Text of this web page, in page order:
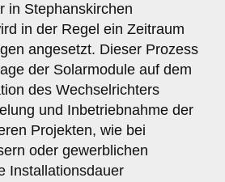
in Stephanskirchen
in der Regel ein Zeitraum
angesetzt. Dieser Prozess
der Solarmodule auf dem
des Wechselrichters
und Inbetriebnahme der
Projekten, wie bei
oder gewerblichen
Installationsdauer